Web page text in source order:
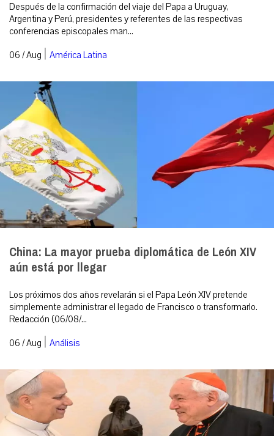
Después de la confirmación del viaje del Papa a Uruguay,
Argentina y Perú, presidentes y referentes de las respectivas
conferencias episcopales man...
06 / Aug | América Latina
China: La mayor prueba diplomática de León XIV
aún está por llegar
Los próximos dos años revelarán si el Papa León XIV pretende
simplemente administrar el legado de Francisco o transformarlo.
Redacción (06/08/...
06 / Aug | Análisis